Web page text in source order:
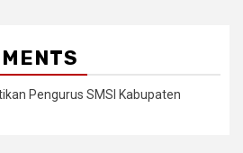
Pengurus SMSI Kabupaten